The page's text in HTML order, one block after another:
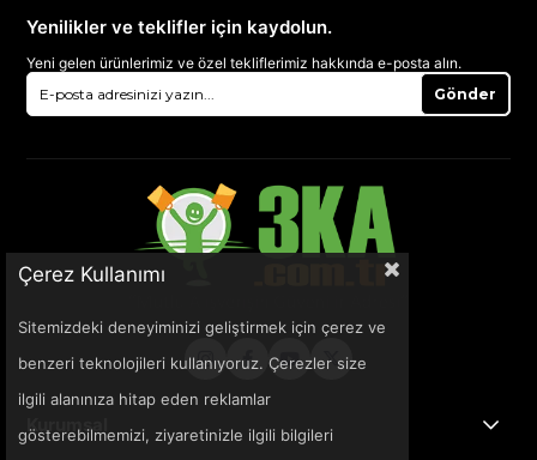
Yenilikler ve teklifler için kaydolun.
Yeni gelen ürünlerimiz ve özel tekliflerimiz hakkında e-posta alın.
Gönder
Kurumsal
Çerez Kullanımı
Sitemizdeki deneyiminizi geliştirmek için çerez ve
benzeri teknolojileri kullanıyoruz. Çerezler size
ilgili alanınıza hitap eden reklamlar
gösterebilmemizi, ziyaretinizle ilgili bilgileri